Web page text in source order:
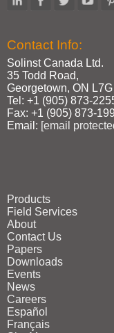
Contact Info:
Solinst Canada Ltd.
35 Todd Road,
Georgetown, ON
Tel: +1 (905)
Fax: +1 (905)
Email: [email
Products
Field Services
About
Contact Us
Papers
Downloads
Events
News
Careers
Español
Français